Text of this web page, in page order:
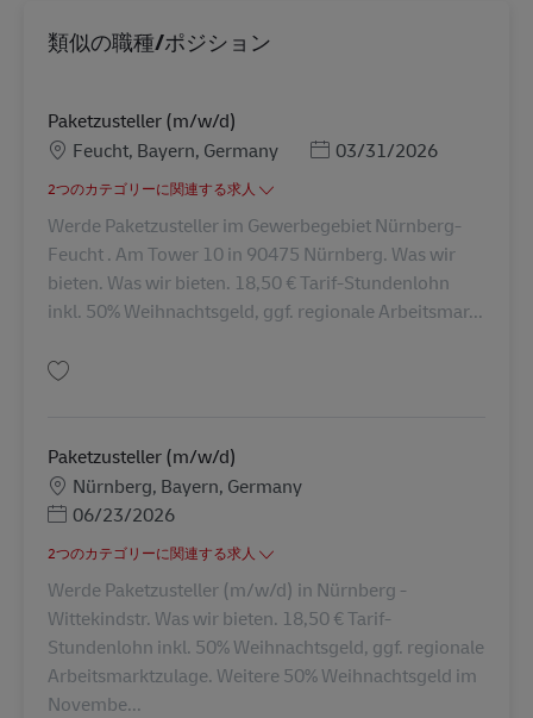
類似の職種/ポジション
Paketzusteller (m/w/d)
勤務地Feucht, Bayern, Germany Posted Date
03/31/2026
2つのカテゴリーに関連する求人
Werde Paketzusteller im Gewerbegebiet Nürnberg-
Feucht . Am Tower 10 in 90475 Nürnberg. Was wir
bieten. Was wir bieten. 18,50 € Tarif-Stundenlohn
inkl. 50% Weihnachtsgeld, ggf. regionale Arbeitsmar...
Paketzusteller (m/w/d)
勤務地
Nürnberg, Bayern, Germany
Posted Date
06/23/2026
2つのカテゴリーに関連する求人
Werde Paketzusteller (m/w/d) in Nürnberg -
Wittekindstr. Was wir bieten. 18,50 € Tarif-
Stundenlohn inkl. 50% Weihnachtsgeld, ggf. regionale
Arbeitsmarktzulage. Weitere 50% Weihnachtsgeld im
Novembe...